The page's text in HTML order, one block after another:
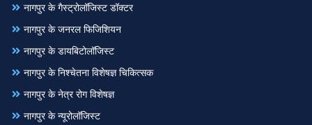
नागपुर के गैस्ट्रोलॉजिस्ट डॉक्टर
नागपुर के जनरल फिजिशियन
नागपुर के डायबिटोलॉजिस्ट
नागपुर के निश्चेतना विशेषज्ञ चिकित्सक
नागपुर के नेत्र रोग विशेषज्ञ
नागपुर के न्यूरोलॉजिस्ट